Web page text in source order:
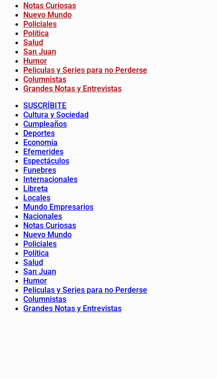
Notas Curiosas
Nuevo Mundo
Policiales
Política
Salud
San Juan
Humor
Peliculas y Series para no Perderse
Columnistas
Grandes Notas y Entrevistas
SUSCRÍBITE
Cultura y Sociedad
Cumpleaños
Deportes
Economía
Efemerides
Espectáculos
Funebres
Internacionales
Libreta
Locales
Mundo Empresarios
Nacionales
Notas Curiosas
Nuevo Mundo
Policiales
Política
Salud
San Juan
Humor
Peliculas y Series para no Perderse
Columnistas
Grandes Notas y Entrevistas